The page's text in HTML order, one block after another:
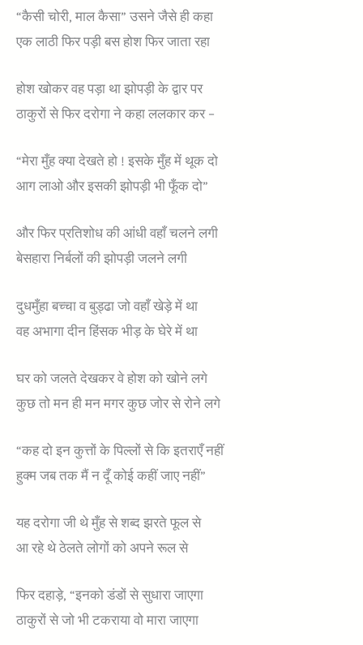
“कैसी चोरी, माल कैसा” उसने जैसे ही कहा
एक लाठी फिर पड़ी बस होश फिर जाता रहा
होश खोकर वह पड़ा था झोपड़ी के द्वार पर
ठाकुरों से फिर दरोगा ने कहा ललकार कर –
“मेरा मुँह क्या देखते हो ! इसके मुँह में थूक दो
आग लाओ और इसकी झोपड़ी भी फूँक दो”
और फिर प्रतिशोध की आंधी वहाँ चलने लगी
बेसहारा निर्बलों की झोपड़ी जलने लगी
दुधमुँहा बच्चा व बुड्ढा जो वहाँ खेड़े में था
वह अभागा दीन हिंसक भीड़ के घेरे में था
घर को जलते देखकर वे होश को खोने लगे
कुछ तो मन ही मन मगर कुछ जोर से रोने लगे
“कह दो इन कुत्तों के पिल्लों से कि इतराएँ नहीं
हुक्म जब तक मैं न दूँ कोई कहीं जाए नहीं”
यह दरोगा जी थे मुँह से शब्द झरते फूल से
आ रहे थे ठेलते लोगों को अपने रूल से
फिर दहाड़े, “इनको डंडों से सुधारा जाएगा
ठाकुरों से जो भी टकराया वो मारा जाएगा